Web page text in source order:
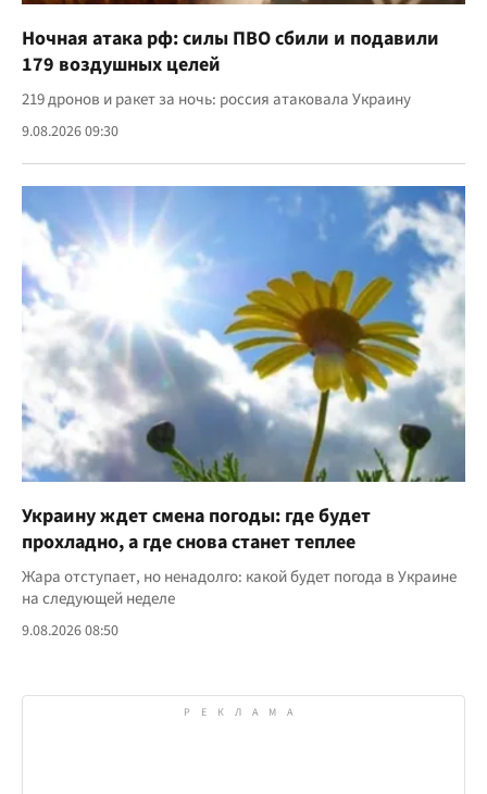
Ночная атака рф: силы ПВО сбили и подавили
179 воздушных целей
219 дронов и ракет за ночь: россия атаковала Украину
9.08.2026 09:30
Украину ждет смена погоды: где будет
прохладно, а где снова станет теплее
Жара отступает, но ненадолго: какой будет погода в Украине
на следующей неделе
9.08.2026 08:50